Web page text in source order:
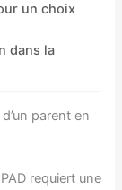
un choix
dans la
parent en
requiert une